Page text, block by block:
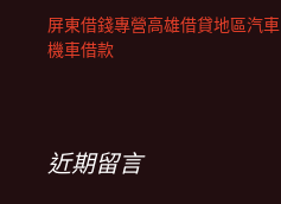
屏東借錢專營高雄借貸地區汽車
機車借款
近期留言